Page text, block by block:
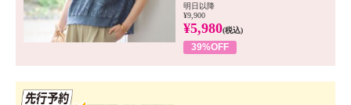
明日以降
¥9,900
¥5,980(税込)
39%OFF